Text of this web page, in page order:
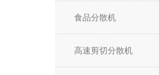
食品分散机
高速剪切分散机